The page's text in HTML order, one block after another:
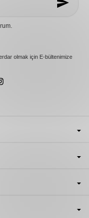
olmak için E-bültenimize